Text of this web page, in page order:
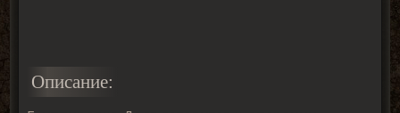
Описание: